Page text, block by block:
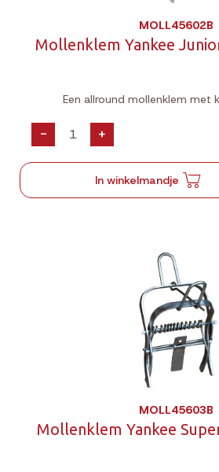
MOLL45602B
Mollenklem Yankee
Een allround mollenklem met
- +
In winkelmandje
MOLL45603B
Mollenklem Yankee